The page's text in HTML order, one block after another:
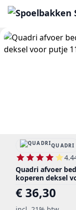
QUADRI
Quadri afvoer
koperen deksel
€ 36,30